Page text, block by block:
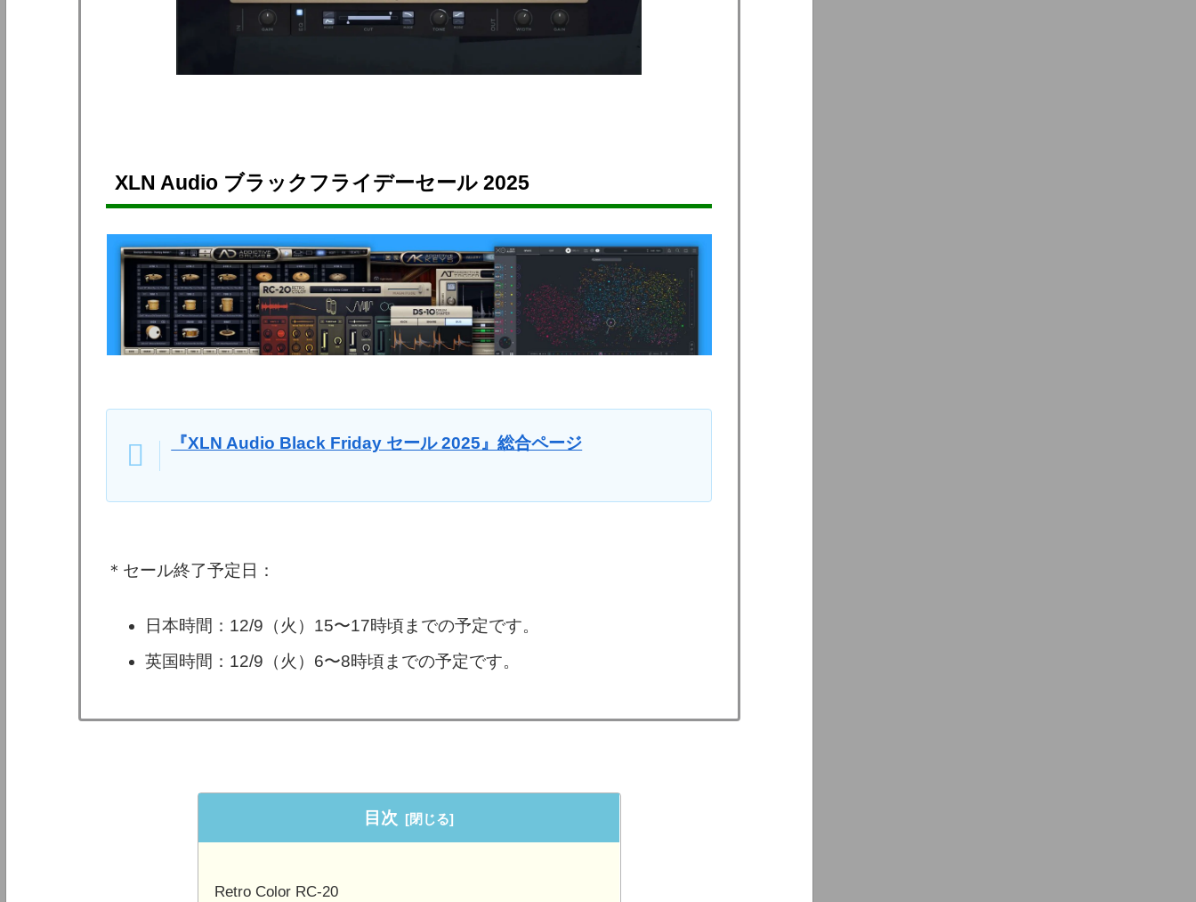
XLN Audio ブラックフライデーセール 2025
『XLN Audio Black Friday セール 2025』総合ページ
＊セール終了予定日：
日本時間：12/9（火）15〜17時頃までの予定です。
英国時間：12/9（火）6〜8時頃までの予定です。
目次
Retro Color RC-20